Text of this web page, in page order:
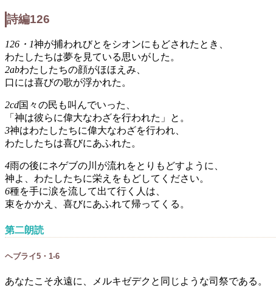
詩編126
126・1神が捕われびとをシオンにもどされたとき、
わたしたちは夢を見ている思いがした。
2abわたしたちの顔がほほえみ、
口には喜びの歌が浮かれた。
2cd国々の民も叫んでいった、
「神は彼らに偉大なわざを行われた」と。
3神はわたしたちに偉大なわざを行われ、
わたしたちは喜びにあふれた。
4雨の後にネゲブの川が流れをとりもどすように、
神よ、わたしたちに栄えをもどしてください。
6種を手に涙を流して出て行く人は、
束をかかえ、喜びにあふれて帰ってくる。
第二朗読
ヘブライ5・1-6
あなたこそ永遠に、メルキゼデクと同じような司祭である。